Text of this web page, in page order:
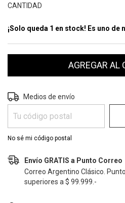
CANTIDAD
¡Solo queda 1 en stock! Es uno
Entregas para el CP:
Medios de envío
No sé mi código postal
Envío GRATIS a Punto Correo
Correo Argentino Clásico.
superiores a $ 99.999.-